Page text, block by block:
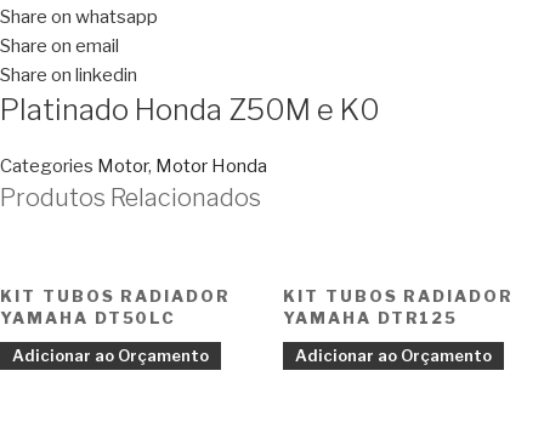
Share on whatsapp
Share on email
Share on linkedin
Platinado Honda Z50M e K0
Categories Motor, Motor Honda
Produtos Relacionados
KIT TUBOS RADIADOR
YAMAHA DT50LC
Adicionar ao Orçamento
KIT TUBOS RADIADOR
YAMAHA DTR125
Adicionar ao Orçamento